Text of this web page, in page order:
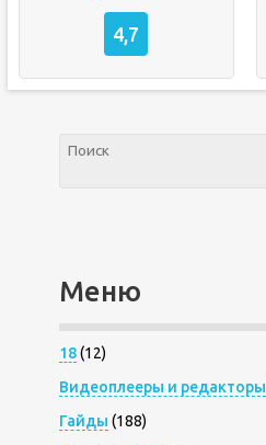
4,7
Меню
18(12)
Видеоплееры и редакторы
Гайды (188)